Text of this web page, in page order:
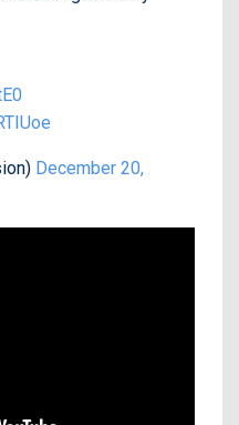
December 20,